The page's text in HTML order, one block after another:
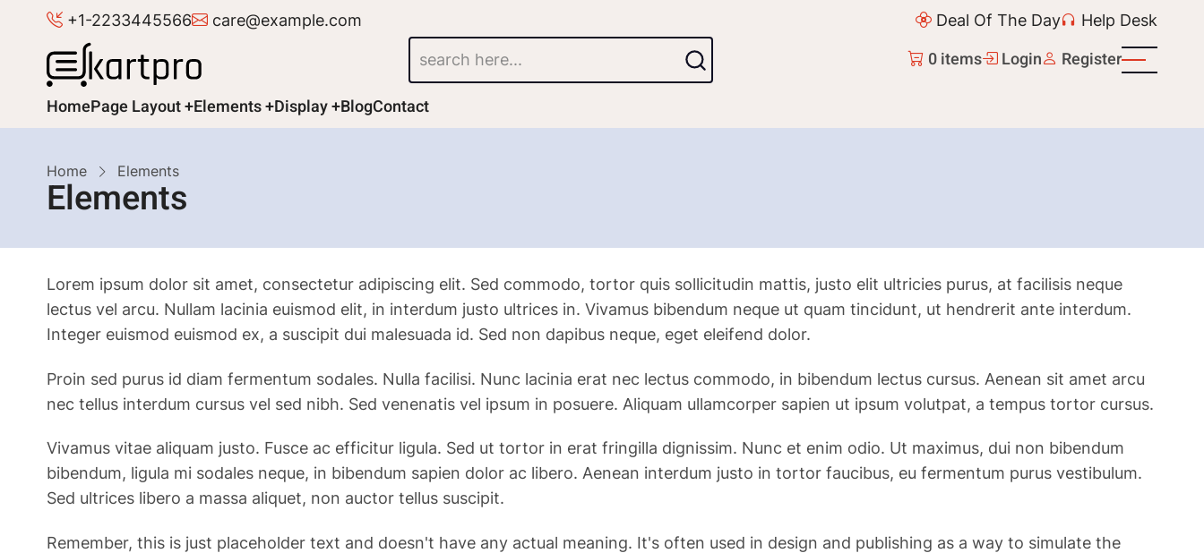
content
+1-2233445566 care@example.com Deal Of The Day Help Desk
Search 0 items Login Register
Main
HomePage Layout Elements Display BlogContact
Breadcrumb
Home Elements
Elements
Lorem ipsum dolor sit amet, consectetur adipiscing elit. Sed commodo, tortor quis sollicitudin mattis, justo elit ultricies purus, at facilisis neque
lectus vel arcu. Nullam lacinia euismod elit, in interdum justo ultrices in. Vivamus bibendum neque ut quam tincidunt, ut hendrerit ante interdum.
Integer euismod euismod ex, a suscipit dui malesuada id. Sed non dapibus neque, eget eleifend dolor.
Proin sed purus id diam fermentum sodales. Nulla facilisi. Nunc lacinia erat nec lectus commodo, in bibendum lectus cursus. Aenean sit amet arcu
nec tellus interdum cursus vel sed nibh. Sed venenatis vel ipsum in posuere. Aliquam ullamcorper sapien ut ipsum volutpat, a tempus tortor cursus.
Vivamus vitae aliquam justo. Fusce ac efficitur ligula. Sed ut tortor in erat fringilla dignissim. Nunc et enim odio. Ut maximus, dui non bibendum
bibendum, ligula mi sodales neque, in bibendum sapien dolor ac libero. Aenean interdum justo in tortor faucibus, eu fermentum purus vestibulum.
Sed ultrices libero a massa aliquet, non auctor tellus suscipit.
Remember, this is just placeholder text and doesn't have any actual meaning. It's often used in design and publishing as a way to simulate the